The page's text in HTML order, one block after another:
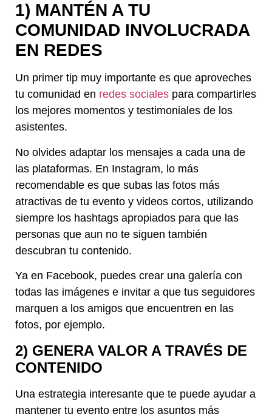
1) MANTÉN A TU
COMUNIDAD INVOLUCRADA
EN REDES
Un primer tip muy importante es que aproveches
tu comunidad en redes sociales para compartirles
los mejores momentos y testimoniales de los
asistentes.
No olvides adaptar los mensajes a cada una de
las plataformas. En Instagram, lo más
recomendable es que subas las fotos más
atractivas de tu evento y videos cortos, utilizando
siempre los hashtags apropiados para que las
personas que aun no te siguen también
descubran tu contenido.
Ya en Facebook, puedes crear una galería con
todas las imágenes e invitar a que tus seguidores
marquen a los amigos que encuentren en las
fotos, por ejemplo.
2) GENERA VALOR A TRAVÉS DE
CONTENIDO
Una estrategia interesante que te puede ayudar a
mantener tu evento entre los asuntos más